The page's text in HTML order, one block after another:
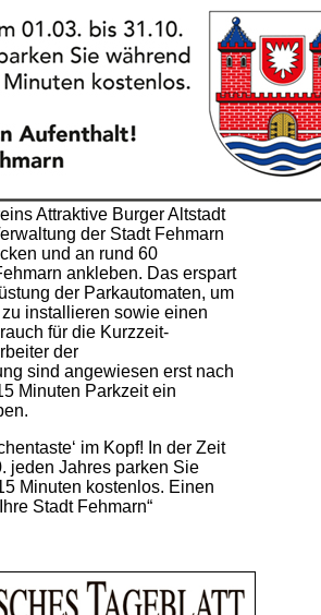
Attraktive Burger Altstadt
der Stadt Fehmarn
und an rund 60
ankleben. Das erspart
der Parkautomaten, um
zu installieren sowie einen
für die Kurzzeit-
der
sind angewiesen erst nach
Minuten Parkzeit ein
im Kopf! In der Zeit
jeden Jahres parken Sie
Minuten kostenlos. Einen
Stadt Fehmarn“